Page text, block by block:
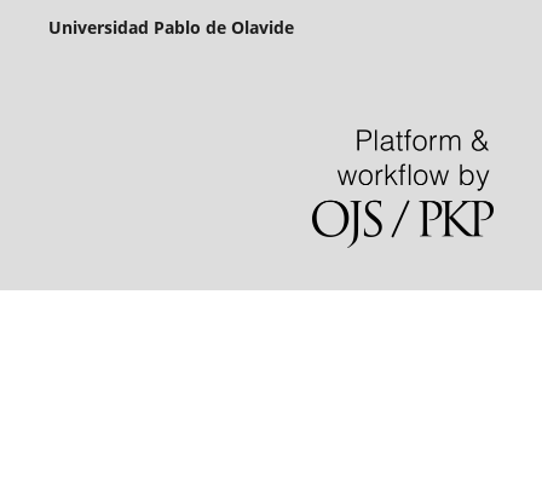
Universidad Pablo de Olavide